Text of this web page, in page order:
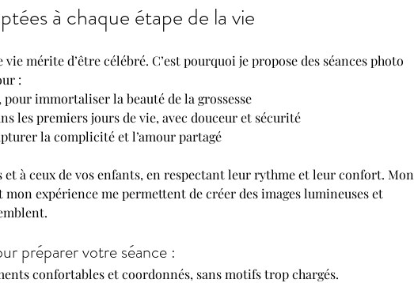
à chaque étape de la vie
mérite d’être célébré. C’est pourquoi je propose des séances photo
:
pour immortaliser la beauté de la grossesse
les premiers jours de vie, avec douceur et sécurité
la complicité et l’amour partagé
et à ceux de vos enfants, en respectant leur rythme et leur confort. Mon
expérience me permettent de créer des images lumineuses et
préparer votre séance :
confortables et coordonnés, sans motifs trop chargés.